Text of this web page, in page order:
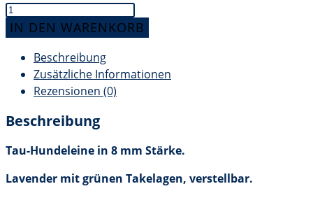
Tau-
Hundeleine,
8
mm
Stärke
/
grün
Menge
IN DEN WARENKORB
Beschreibung
Zusätzliche Informationen
Rezensionen (0)
Beschreibung
Tau-Hundeleine in 8 mm Stärke.
Lavender mit grünen Takelagen, verstellbar.